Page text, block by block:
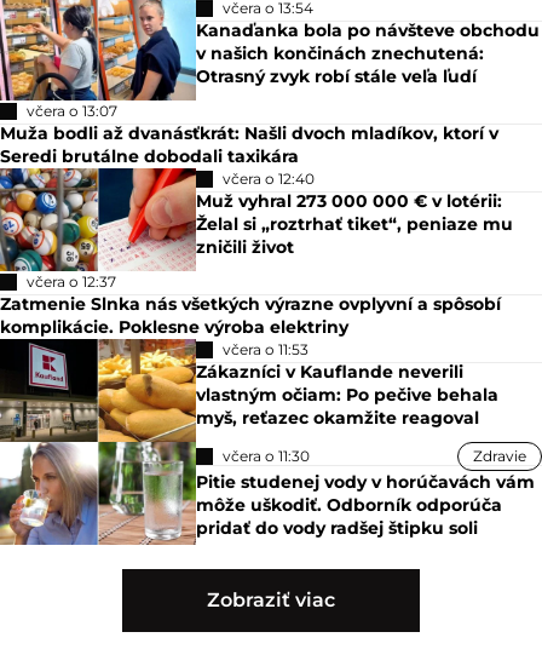
včera o 13:54
Kanaďanka bola po návšteve obchodu
v našich končinách znechutená:
Otrasný zvyk robí stále veľa ľudí
včera o 13:07
Muža bodli až dvanásťkrát: Našli dvoch mladíkov, ktorí v
Seredi brutálne dobodali taxikára
včera o 12:40
Muž vyhral 273 000 000 € v lotérii:
Želal si „roztrhať tiket“, peniaze mu
zničili život
včera o 12:37
Zatmenie Slnka nás všetkých výrazne ovplyvní a spôsobí
komplikácie. Poklesne výroba elektriny
včera o 11:53
Zákazníci v Kauflande neverili
vlastným očiam: Po pečive behala
myš, reťazec okamžite reagoval
včera o 11:30 Zdravie
Pitie studenej vody v horúčavách vám
môže uškodiť. Odborník odporúča
pridať do vody radšej štipku soli
Zobraziť viac